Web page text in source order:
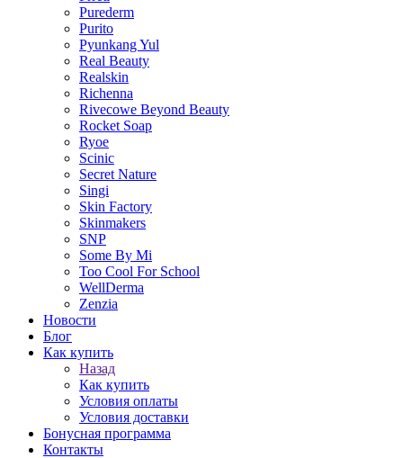
Purederm
Purito
Pyunkang Yul
Real Beauty
Realskin
Richenna
Rivecowe Beyond Beauty
Rocket Soap
Ryoe
Scinic
Secret Nature
Singi
Skin Factory
Skinmakers
SNP
Some By Mi
Too Cool For School
WellDerma
Zenzia
Новости
Блог
Как купить
Назад
Как купить
Условия оплаты
Условия доставки
Бонусная программа
Контакты